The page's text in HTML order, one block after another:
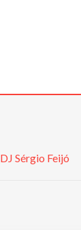
DJ Sérgio Feijó